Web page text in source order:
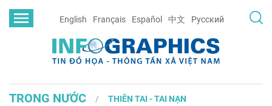
English Français Español 中文 Русский
TRONG NƯỚC THIÊN TAI - TAI NẠN